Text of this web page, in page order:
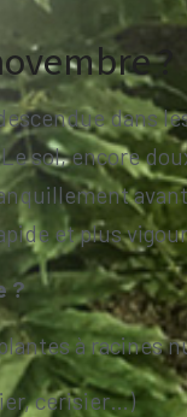
?
dans
sol, encore
et plus
?
à racines
cerisier…)